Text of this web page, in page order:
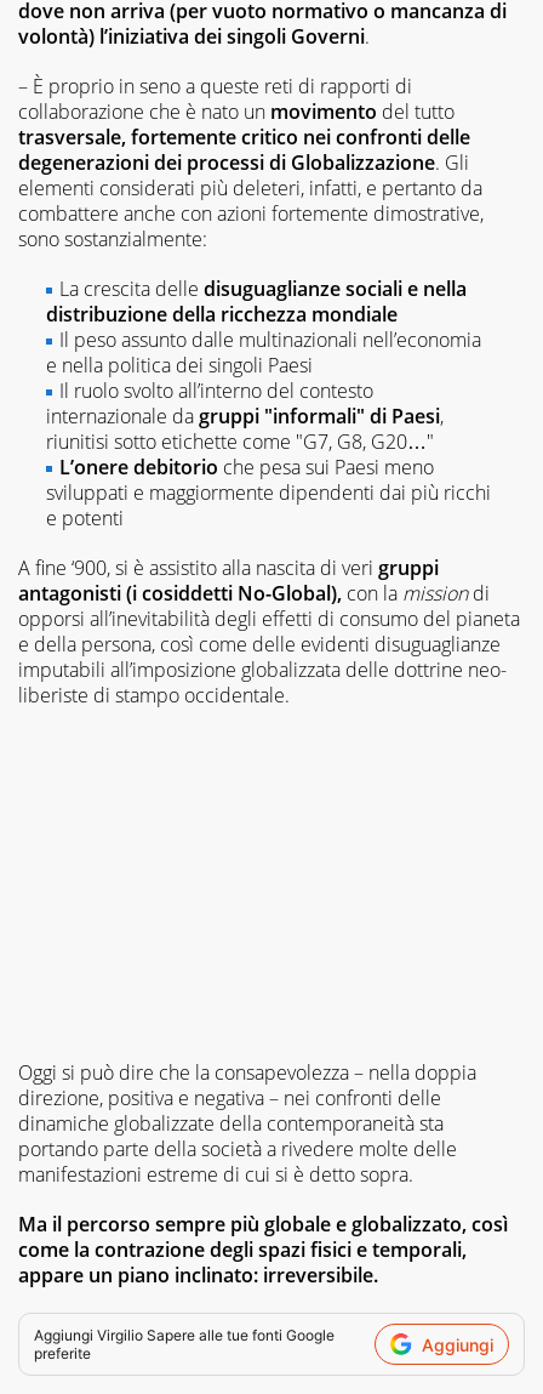
dove non arriva (per vuoto normativo o mancanza di
volontà) l’iniziativa dei singoli Governi.
– È proprio in seno a queste reti di rapporti di
collaborazione che è nato un movimento del tutto
trasversale, fortemente critico nei confronti delle
degenerazioni dei processi di Globalizzazione. Gli
elementi considerati più deleteri, infatti, e pertanto da
combattere anche con azioni fortemente dimostrative,
sono sostanzialmente:
La crescita delledisuguaglianze sociali e nella
distribuzione della ricchezza mondiale
Il peso assunto dalle multinazionali nell’economia
e nella politica dei singoli Paesi
Il ruolo svolto all’interno del contesto
internazionale dagruppi "informali" di Paesi,
riunitisi sotto etichette come "G7, G8, G20…"
L’onere debitorio che pesa sui Paesi meno
sviluppati e maggiormente dipendenti dai più ricchi
e potenti
A fine ‘900, si è assistito alla nascita di veri gruppi
antagonisti (i cosiddetti No-Global), con la missiondi
opporsi all’inevitabilità degli effetti di consumo del pianeta
e della persona, così come delle evidenti disuguaglianze
imputabili all’imposizione globalizzata delle dottrine neo-
liberiste di stampo occidentale.
Oggi si può dire che la consapevolezza – nella doppia
direzione, positiva e negativa – nei confronti delle
dinamiche globalizzate della contemporaneità sta
portando parte della società a rivedere molte delle
manifestazioni estreme di cui si è detto sopra.
Ma il percorso sempre più globale e globalizzato, così
come la contrazione degli spazi fisici e temporali,
appare un piano inclinato: irreversibile.
Aggiungi Virgilio Sapere alle tue fonti Google
preferite
Aggiungi